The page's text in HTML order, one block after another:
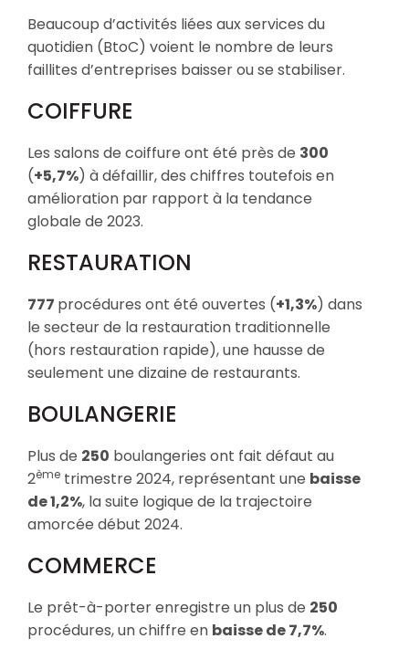
Beaucoup d’activités liées aux services du
quotidien (BtoC) voient le nombre de leurs
faillites d’entreprises baisser ou se stabiliser.
COIFFURE
Les salons de coiffure ont été près de 300
(+5,7%) à défaillir, des chiffres toutefois en
amélioration par rapport à la tendance
globale de 2023.
RESTAURATION
777 procédures ont été ouvertes (+1,3%) dans
le secteur de la restauration traditionnelle
(hors restauration rapide), une hausse de
seulement une dizaine de restaurants.
BOULANGERIE
Plus de 250 boulangeries ont fait défaut au
2ème trimestre 2024, représentant une baisse
de 1,2%, la suite logique de la trajectoire
amorcée début 2024.
COMMERCE
Le prêt-à-porter enregistre un plus de 250
procédures, un chiffre en baisse de 7,7%.